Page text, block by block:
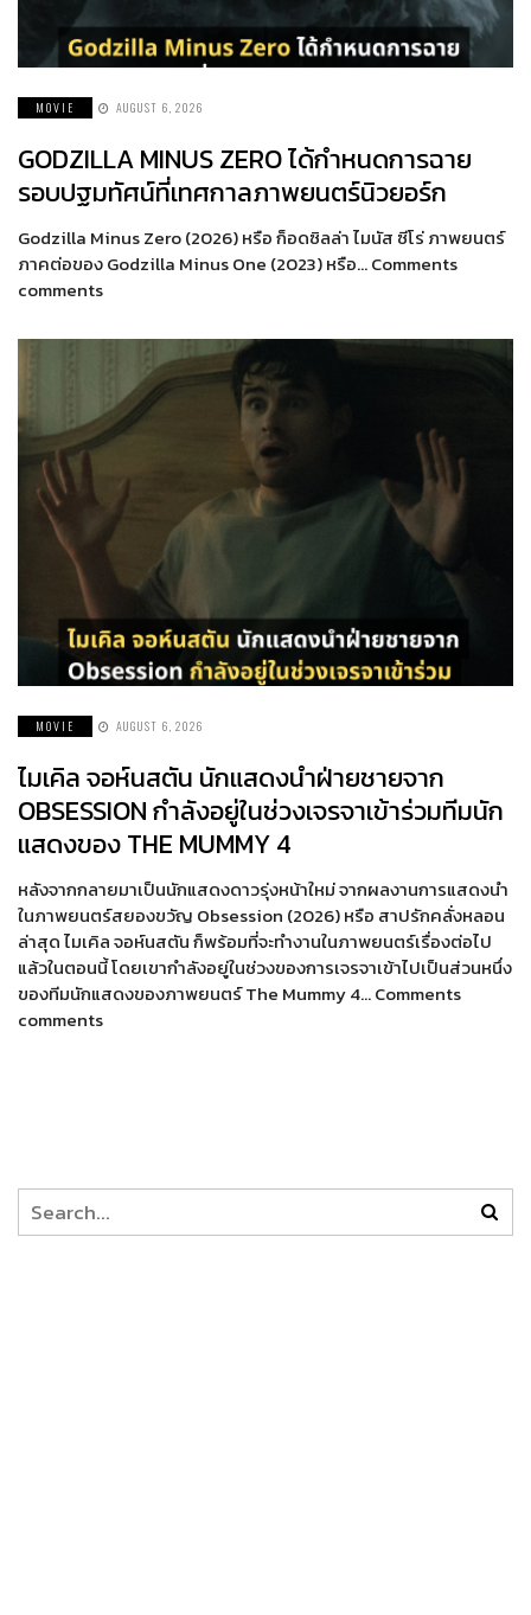
MOVIE AUGUST 6, 2026
GODZILLA MINUS ZERO ได้กำหนดการฉาย
รอบปฐมทัศน์ที่เทศกาลภาพยนตร์นิวยอร์ก
Godzilla Minus Zero (2026) หรือ ก็อดซิลล่า ไมนัส ซีโร่ ภาพยนตร์
ภาคต่อของ Godzilla Minus One (2023) หรือ… Comments
comments
MOVIE AUGUST 6, 2026
ไมเคิล จอห์นสตัน นักแสดงนำฝ่ายชายจาก
OBSESSION กำลังอยู่ในช่วงเจรจาเข้าร่วมทีมนัก
แสดงของ THE MUMMY 4
หลังจากกลายมาเป็นนักแสดงดาวรุ่งหน้าใหม่ จากผลงานการแสดงนำ
ในภาพยนตร์สยองขวัญ Obsession (2026) หรือ สาปรักคลั่งหลอน
ล่าสุด ไมเคิล จอห์นสตัน ก็พร้อมที่จะทำงานในภาพยนตร์เรื่องต่อไป
แล้วในตอนนี้ โดยเขากำลังอยู่ในช่วงของการเจรจาเข้าไปเป็นส่วนหนึ่ง
ของทีมนักแสดงของภาพยนตร์ The Mummy 4… Comments
comments